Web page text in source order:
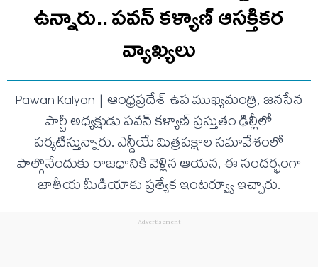
ఉన్నారు.. ప‌వ‌న్ క‌ళ్యాణ్ ఆసక్తిక‌ర
వ్యాఖ్య‌లు
Pawan Kalyan | ఆంధ్రప్రదేశ్ ఉప ముఖ్యమంత్రి, జనసేన
పార్టీ అధ్యక్షుడు పవన్ కళ్యాణ్ ప్రస్తుతం ఢిల్లీలో
పర్యటిస్తున్నారు. ఎన్డీయే మిత్రపక్షాల సమావేశంలో
పాల్గొనేందుకు రాజధానికి వెళ్లిన ఆయన, ఈ సందర్భంగా
జాతీయ మీడియాకు ప్రత్యేక ఇంటర్వ్యూ ఇచ్చారు.